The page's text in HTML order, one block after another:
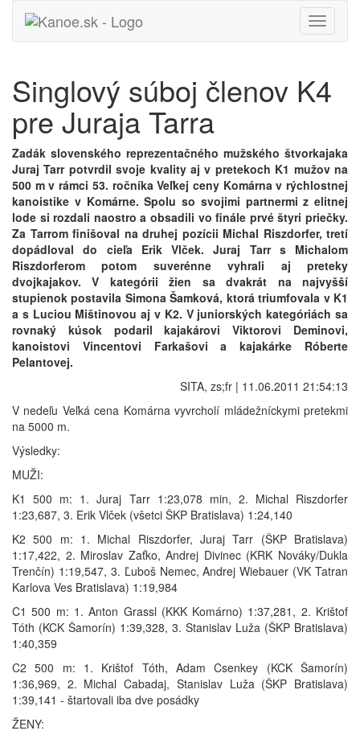
Toggle
Singlový súboj členov K4
pre Juraja Tarra
Zadák slovenského reprezentačného mužského štvorkajaka
Juraj Tarr potvrdil svoje kvality aj v pretekoch K1 mužov na
500 m v rámci 53. ročníka Veľkej ceny Komárna v rýchlostnej
kanoistike v Komárne. Spolu so svojimi partnermi z elitnej
lode si rozdali naostro a obsadili vo finále prvé štyri priečky.
Za Tarrom finišoval na druhej pozícii Michal Riszdorfer, tretí
dopádloval do cieľa Erik Vlček. Juraj Tarr s Michalom
Riszdorferom potom suverénne vyhrali aj preteky
dvojkajakov. V kategórii žien sa dvakrát na najvyšší
stupienok postavila Simona Šamková, ktorá triumfovala v K1
a s Luciou Mištinovou aj v K2. V juniorských kategóriách sa
rovnaký kúsok podaril kajakárovi Viktorovi Deminovi,
kanoistovi Vincentovi Farkašovi a kajakárke Róberte
Pelantovej.
SITA, zs;fr | 11.06.2011 21:54:13
V nedeľu Veľká cena Komárna vyvrcholí mládežníckymi pretekmi
na 5000 m.
Výsledky:
MUŽI:
K1 500 m: 1. Juraj Tarr 1:23,078 min, 2. Michal Riszdorfer
1:23,687, 3. Erik Vlček (všetci ŠKP Bratislava) 1:24,140
K2 500 m: 1. Michal Riszdorfer, Juraj Tarr (ŠKP Bratislava)
1:17,422, 2. Miroslav Zaťko, Andrej Divinec (KRK Nováky/Dukla
Trenčín) 1:19,547, 3. Ľuboš Nemec, Andrej Wiebauer (VK Tatran
Karlova Ves Bratislava) 1:19,984
C1 500 m: 1. Anton Grassl (KKK Komárno) 1:37,281, 2. Krištof
Tóth (KCK Šamorín) 1:39,328, 3. Stanislav Luža (ŠKP Bratislava)
1:40,359
C2 500 m: 1. Krištof Tóth, Adam Csenkey (KCK Šamorín)
1:36,969, 2. Michal Cabadaj, Stanislav Luža (ŠKP Bratislava)
1:39,141 - štartovali iba dve posádky
ŽENY: